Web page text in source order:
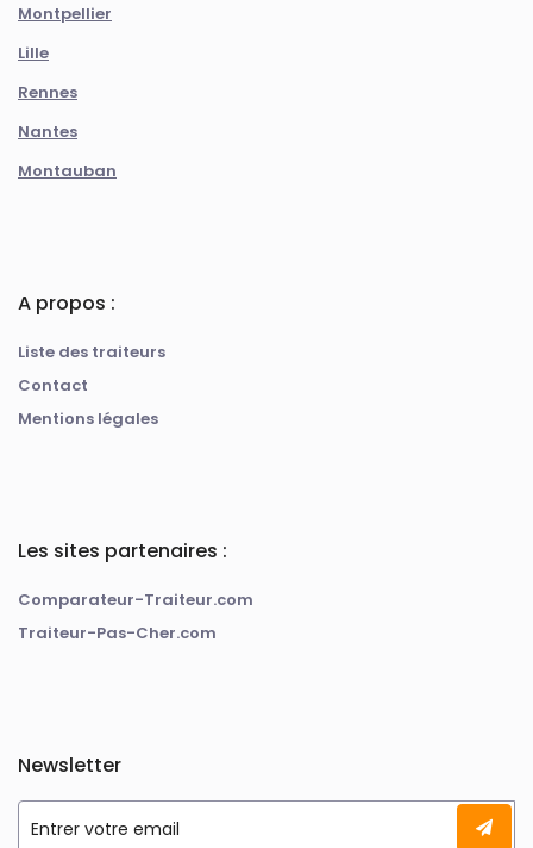
Montpellier
Lille
Rennes
Nantes
Montauban
A propos :
Liste des traiteurs
Contact
Mentions légales
Les sites partenaires :
Comparateur-Traiteur.com
Traiteur-Pas-Cher.com
Newsletter